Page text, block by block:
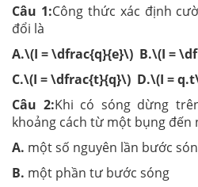
Câu 1:Công thức xác định
đổi là
A.\(I = \dfrac{q}{e}\) B.\(I =
C.\(I = \dfrac{t}{q}\) D.\(I =
Câu 2:Khi có sóng dừng
khoảng cách từ một bụng đến
A. một số nguyên lần bước
B. một phần tư bước sóng